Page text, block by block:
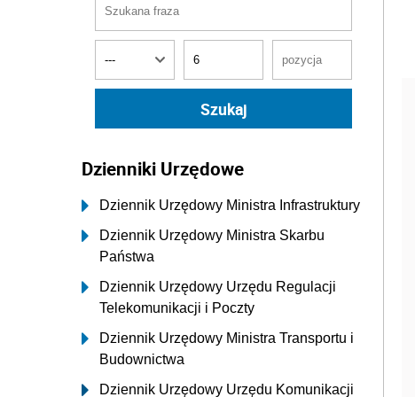
Dzienniki Urzędowe
Dziennik Urzędowy Ministra Infrastruktury
Dziennik Urzędowy Ministra Skarbu
Państwa
Dziennik Urzędowy Urzędu Regulacji
Telekomunikacji i Poczty
Dziennik Urzędowy Ministra Transportu i
Budownictwa
Dziennik Urzędowy Urzędu Komunikacji